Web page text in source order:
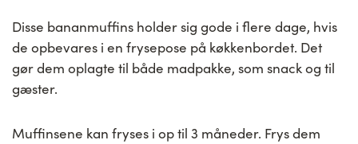
Disse bananmuffins holder sig gode i flere dage, hvis
de opbevares i en frysepose på køkkenbordet. Det
gør dem oplagte til både madpakke, som snack og til
gæster.
Muffinsene kan fryses i op til 3 måneder. Frys dem